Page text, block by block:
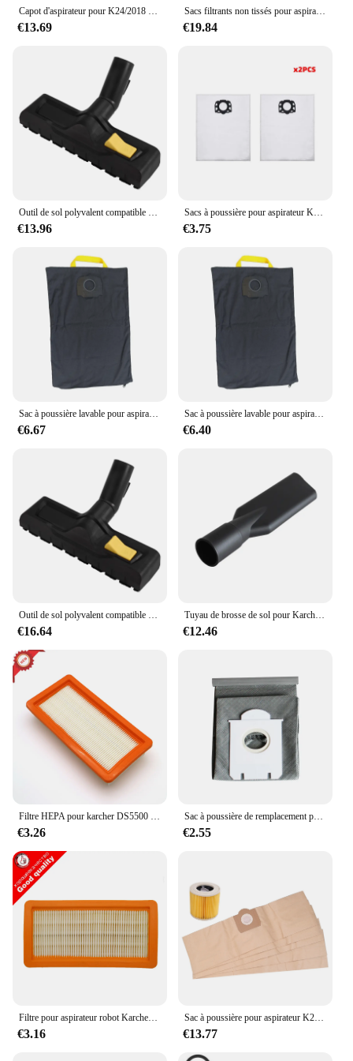
efficiently.
Capot d'aspirateur pour K24/2018 ER Wwiches WD3 WD5 WD6, accessoires et consommables pour aspirateur
€13.69
Sacs filtrants non tissés pour aspirateur Karcher WD4, WD5, WD6, KFI 487, 15 pièces
€19.84
Outil de sol polyvalent compatible pour aspirateur Karcher, Wwiches, SE5, SE6, WD3, WD4, WD5, WD6, WD6P, WD7, 35 mm
€13.96
Sacs à poussière pour aspirateur Karcher, pièce de rechange pour modèles MV4, MV5, MV6, WD4, WD5, WD6, WD4000 à WD5999, #2.863-006.0
€3.75
€6.67
Sac à poussière lavable pour aspirateur Karcher WD4, WD5, WD6, accessoires de qualité supérieure, noir
€6.40
€16.64
Tuyau de brosse de sol pour Karcher MV5, MV6, WD4, WD5, WD6, pièces de rechange pour aspirateur à sec et support, accessoires de canapé
€12.46
€3.26
Sac à poussière de remplacement pour aspirateur Robot, lavable, pour Philips FC8613 FC8614 FC8220 FC8222, 1 pièce, accessoire
€2.55
€3.16
Sac à poussière pour aspirateur K24/2018 ER WD3 Premium WD 3,300 M WD 3,200 WD3.500 P 6,959-130, 5 pièces, 1 filtre
€13.77